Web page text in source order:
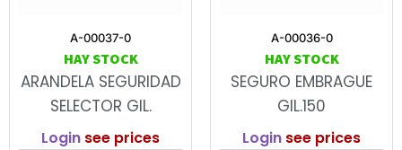
A-00037-0
HAY STOCK
ARANDELA SEGURIDAD
SELECTOR GIL.
Login see prices
A-00036-0
HAY STOCK
SEGURO EMBRAGUE
GIL.150
Login see prices